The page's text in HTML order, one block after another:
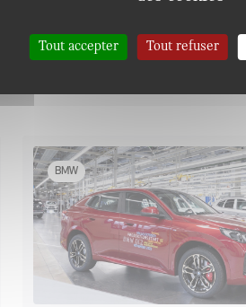
BMW
Tout accepter Tout refuser